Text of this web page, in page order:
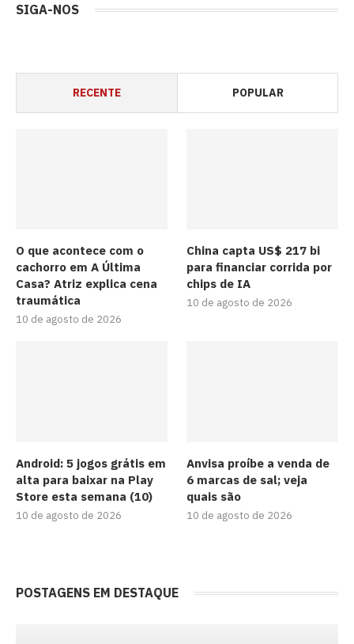
SIGA-NOS
RECENTE POPULAR
O que acontece com o
cachorro em A Última
Casa? Atriz explica cena
traumática
10 de agosto de 2026
China capta US$ 217 bi
para financiar corrida por
chips de IA
10 de agosto de 2026
Android: 5 jogos grátis em
alta para baixar na Play
Store esta semana (10)
10 de agosto de 2026
Anvisa proíbe a venda de
6 marcas de sal; veja
quais são
10 de agosto de 2026
POSTAGENS EM DESTAQUE